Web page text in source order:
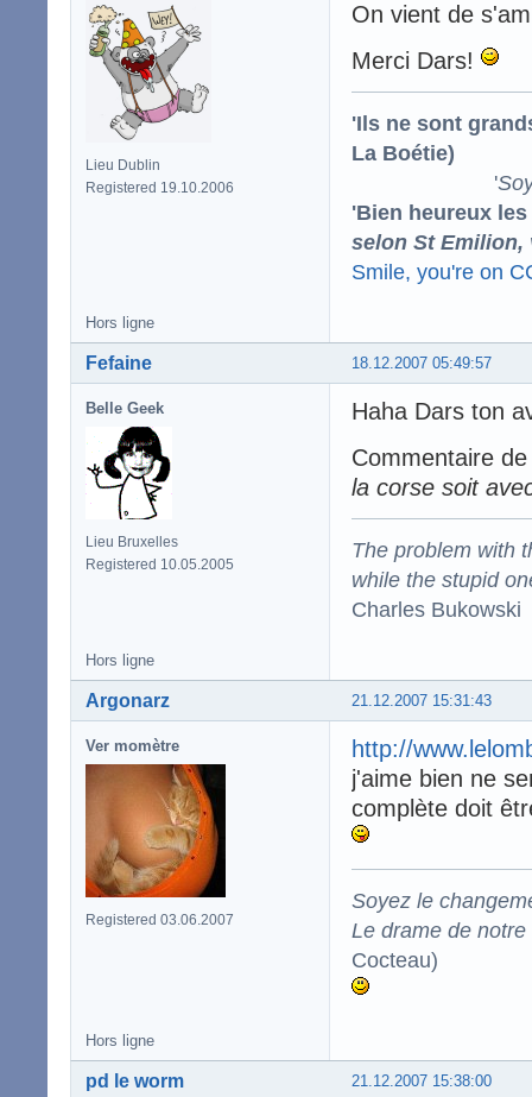
Lieu Dublin
Registered 19.10.2006
On vient de
Merci Dars!
'Ils ne sont
La Boétie)
'
'Bien heureux
selon St Emilion,
Smile, you're on
Hors ligne
18.12.2007 05:49:57
Fefaine
Belle Geek
Lieu Bruxelles
Registered 10.05.2005
Haha Dars ton
Commentaire
la corse soit
The problem with
while the stupid
Charles Bukowski
Hors ligne
21.12.2007 15:31:43
Argonarz
Ver momètre
Registered 03.06.2007
http://
j'aime bien ne
complète doit
Soyez le
Le drame de
Cocteau)
Hors ligne
21.12.2007 15:38:00
pd le worm